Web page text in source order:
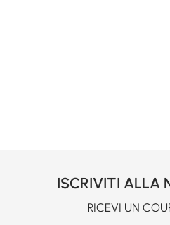
ISCRIVITI ALLA
RICEVI UN